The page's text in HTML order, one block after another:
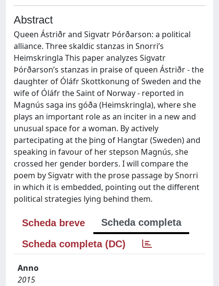
Abstract
Queen Ástriðr and Sigvatr Þórðarson: a political
alliance. Three skaldic stanzas in Snorri’s
Heimskringla This paper analyzes Sigvatr
Þórðarson’s stanzas in praise of queen Ástriðr - the
daughter of Óláfr Skottkonung of Sweden and the
wife of Óláfr the Saint of Norway - reported in
Magnús saga ins góða (Heimskringla), where she
plays an important role as an inciter in a new and
unusual space for a woman. By actively
partecipating at the þing of Hangtar (Sweden) and
speaking in favour of her stepson Magnús, she
crossed her gender borders. I will compare the
poem by Sigvatr with the prose passage by Snorri
in which it is embedded, pointing out the different
political strategies lying behind them.
Scheda breve
Scheda completa
Scheda completa (DC)
Anno
2015